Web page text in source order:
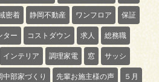
密着 静岡不動産 ワンフロア 保証
ター コストダウン 求人 総務職
インテリア 調理家電 窓 サッシ
中部家づくり 先輩お施主様の声 ５月